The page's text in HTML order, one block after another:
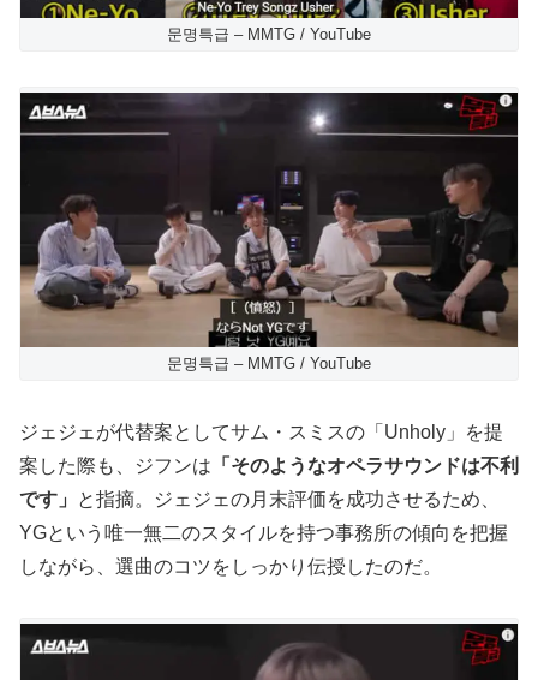
문명특급 – MMTG / YouTube
문명특급 – MMTG / YouTube
ジェジェが代替案としてサム・スミスの「Unholy」を提
案した際も、ジフンは 「そのようなオペラサウンドは不利
です」
と指摘。ジェジェの月末評価を成功させるため、
YGという唯一無二のスタイルを持つ事務所の傾向を把握
しながら、選曲のコツをしっかり伝授したのだ。